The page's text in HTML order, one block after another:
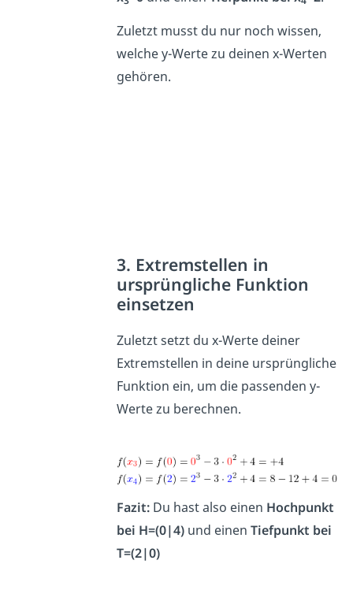
Zuletzt musst du nur noch wissen,
welche y-Werte zu deinen x-Werten
gehören.
3. Extremstellen in
ursprüngliche Funktion
einsetzen
Zuletzt setzt du x-Werte deiner
Extremstellen in deine ursprüngliche
Funktion ein, um die passenden y-
Werte zu berechnen.
Fazit: Du hast also einen Hochpunkt
bei H=(0|4) und einenTiefpunkt bei
T=(2|0)